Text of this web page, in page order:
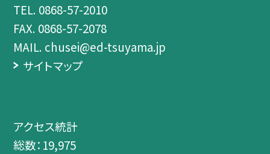
TEL. 0868-57-2010
FAX. 0868-57-2078
MAIL. chusei@ed-tsuyama.jp
サイトマップ
アクセス統計
総数： 19,975